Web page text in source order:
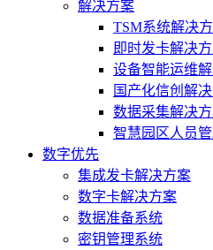
解决方案
TSM系统解决
即时发卡解决
设备智能运维
国产化信创解
数据采集解决
智慧园区人员
数字优先
集成发卡解决方案
数字卡解决方案
数据准备系统
密钥管理系统